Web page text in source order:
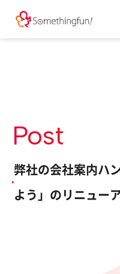
Post
弊社の会社案内ハ
よう」のリニュー